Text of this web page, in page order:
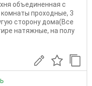
объединенная с
проходные, 3
сторону дома(Все
натяжные, на полу